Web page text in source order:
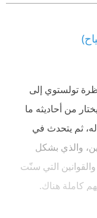
تولستوي إلى
من أحاديثه ما
ثم يتحدث في
والذي بشكل
التي سنّت
كاملة هناك.